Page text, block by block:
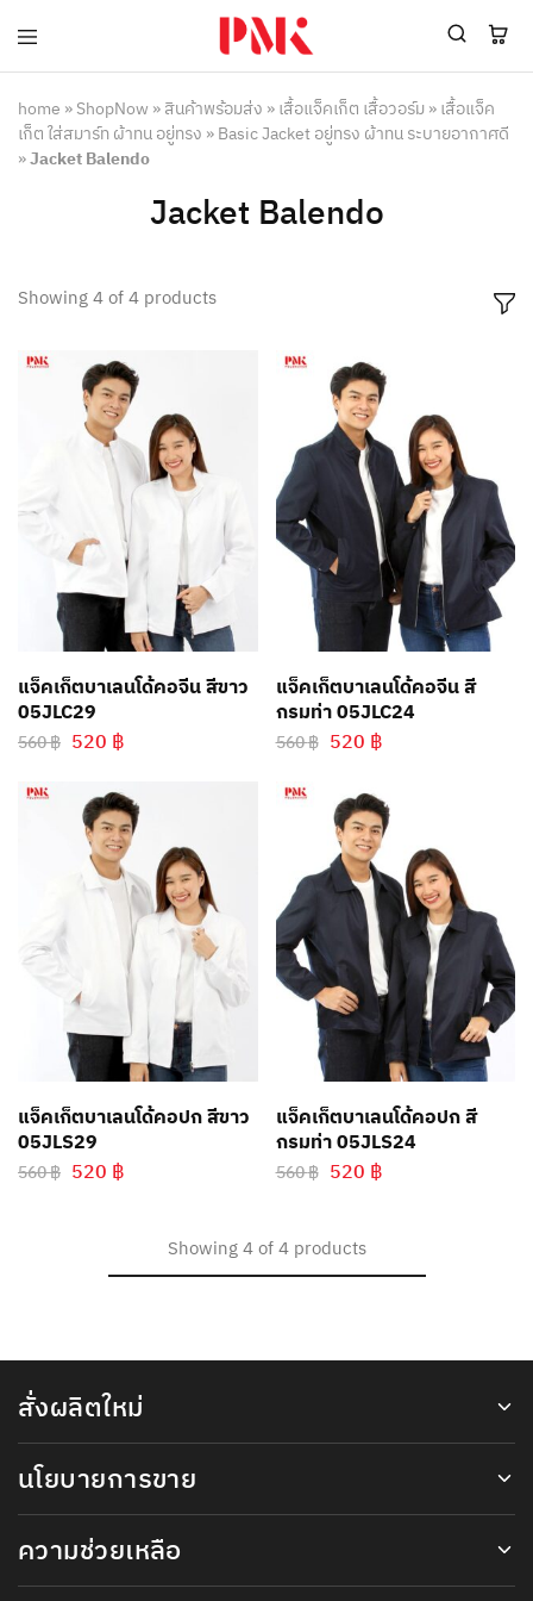
PMK
ผู้
ผลิต
สินค้า
แบรนด์
เสื้อ
โปโล
โลโก้
ผู้
เสื้อ
โปโล
ยูนิฟอร์ม
มาตรฐาน
ISO9001
และ
เขียว
home »ShopNow »สินค้าพร้อมส่ง »เสื้อแจ็คเก็ต เสื้อวอร์ม»เสื้อแจ็ค
เก็ต ใส่สมาร์ท ผ้าทน อยู่ทรง »Basic Jacket อยู่ทรง ผ้าทน ระบายอากาศดี
»Jacket Balendo
Jacket Balendo
Showing4of4 products
แจ็คเก็ตบาเลนโด้คอจีน สีขาว
05JLC29
560฿ 520 ฿
แจ็คเก็ตบาเลนโด้คอจีน สี
กรมท่า 05JLC24
560฿ 520 ฿
แจ็คเก็ตบาเลนโด้คอปก สีขาว
05JLS29
560฿ 520 ฿
แจ็คเก็ตบาเลนโด้คอปก สี
กรมท่า 05JLS24
560฿ 520 ฿
Showing4of4 products
สั่งผลิตใหม่
นโยบายการขาย
ความช่วยเหลือ